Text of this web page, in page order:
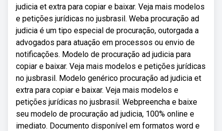
judicia et extra para copiar e baixar. Veja mais modelos
e petições jurídicas no jusbrasil. Weba procuração ad
judicia é um tipo especial de procuração, outorgada a
advogados para atuação em processos ou envio de
notificações. Modelo de procuração ad judicia para
copiar e baixar. Veja mais modelos e petições jurídicas
no jusbrasil. Modelo genérico procuração ad judicia et
extra para copiar e baixar. Veja mais modelos e
petições jurídicas no jusbrasil. Webpreencha e baixe
seu modelo de procuração ad judicia, 100% online e
imediato. Documento disponível em formatos word e